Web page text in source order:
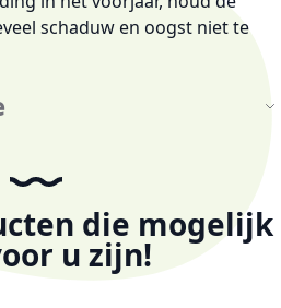
schaduw en oogst niet te
die mogelijk
u zijn!